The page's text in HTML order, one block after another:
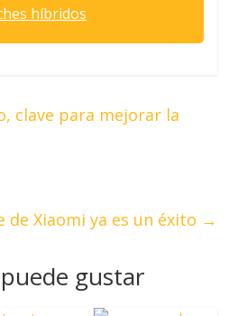
híbridos
clave para mejorar la
de Xiaomi ya es un éxito →
gustar